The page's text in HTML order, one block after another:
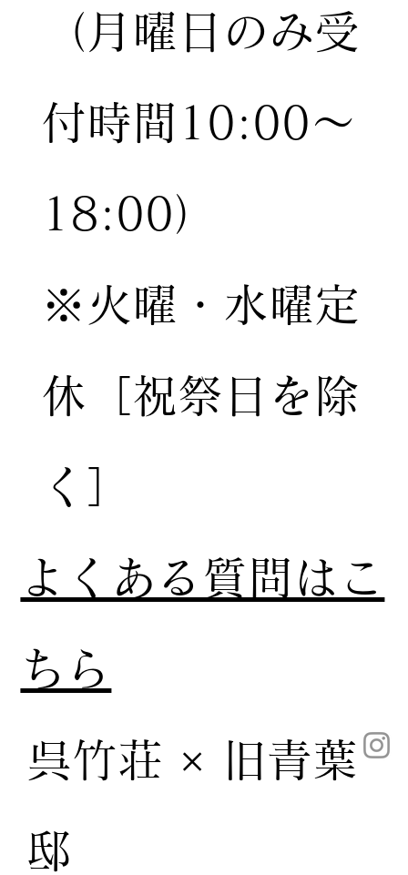
（月曜日のみ受
付時間10:00〜
18:00）
※火曜・水曜定
休［祝祭日を除
く］
呉竹荘 × 旧青葉
邸
​よくある質問はこ
ちら